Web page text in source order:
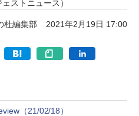
ストニュース）
杜編集部 2021年2月19日 17:00
（21/02/18）